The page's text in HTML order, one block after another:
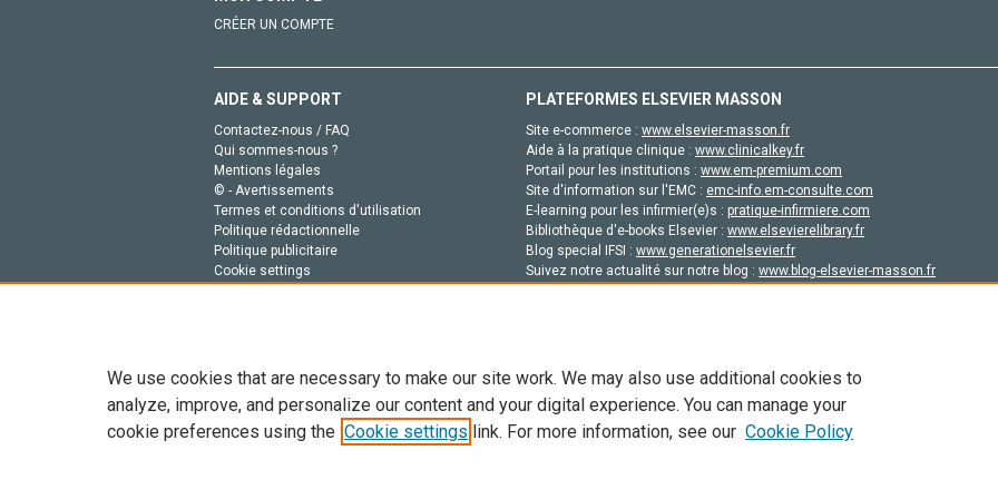
CRÉER UN COMPTE
AIDE & SUPPORT
Contactez-nous / FAQ
Qui sommes-nous ?
Mentions légales
© - Avertissements
Termes et conditions d'utilisation
Politique rédactionnelle
Politique publicitaire
Cookie settings
PLATEFORMES ELSEVIER MASSON
Site e-commerce : www.elsevier-masson.fr
Aide à la pratique clinique : www.clinicalkey.fr
Portail pour les institutions : www.em-premium.com
Site d'information sur l'EMC : emc-info.em-consulte.com
E-learning pour les infirmier(e)s : pratique-infirmiere.com
Bibliothèque d'e-books Elsevier : www.elsevierelibrary.fr
Blog special IFSI : www.generationelsevier.fr
Suivez notre actualité sur notre blog : www.blog-elsevier-masson.fr
Tout le contenu de ce site: Copyright © 2026 Elsevier, ses concédants de licence et ses contributeurs. Tout les droits sont réservés,
de données, a la formation en IA et aux technologies similaires. Pour tout contenu en libre accès, les conditions de licence
We use cookies that are necessary to make our site work. We may also use additional cookies to
analyze, improve, and personalize our content and your digital experience. You can manage your
cookie preferences using the Cookie settings link. For more information, see our Cookie Policy